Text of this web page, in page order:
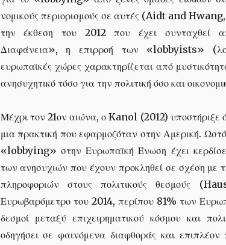
νομικούς περιορισμούς σε αυτές (Aidt and
την έκθεση του 2012 που έχει συνταχθεί
Διαφάνεια», η επιρροή των «lobbyists»
ευρωπαϊκές χώρες χαρακτηρίζεται από
ανησυχητικό τόσο για την πολιτική όσο και
Μέχρι τον 21ον αιώνα, ο Kanol (2012)
μια πρακτική που εφαρμοζόταν στην Αμερική.
«lobbying» στην Ευρωπαϊκή Ένωση έχει
των ανησυχιών που έχουν προκληθεί σε σχέση με
πληροφοριών στους πολιτικούς θεσμούς
Ευρωβαρόμετρο του 2014, περίπου 81% των
δεσμοί μεταξύ επιχειρηματικού κόσμου και
οδηγήσει σε φαινόμενα διαφθοράς και επιπλέον